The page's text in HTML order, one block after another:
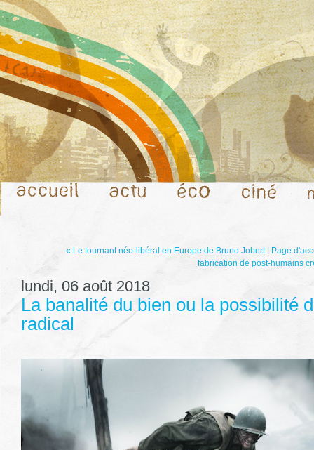
« Le tournant néo-libéral en Europe de Bruno Jobert|
Page
fabrication de post-humains
lundi, 06 août 2018
La banalité du bien ou la possibilité
radical